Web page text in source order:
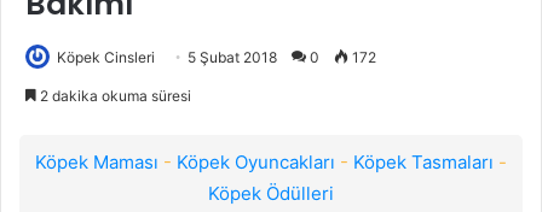
Köpek Cinsleri 5 Şubat 2018 0 172
2 dakika okuma süresi
Köpek Maması - Köpek Oyuncakları - Köpek Tasmaları -
Köpek Ödülleri